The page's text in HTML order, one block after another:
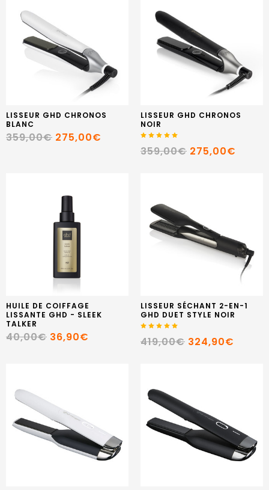
LISSEUR GHD CHRONOS
BLANC
359,00€ 275,00€
LISSEUR GHD CHRONOS
NOIR
359,00€ 275,00€
HUILE DE COIFFAGE
LISSANTE GHD - SLEEK
TALKER
40,00€ 36,90€
LISSEUR SÉCHANT 2-EN-1
GHD DUET STYLE NOIR
419,00€ 324,90€